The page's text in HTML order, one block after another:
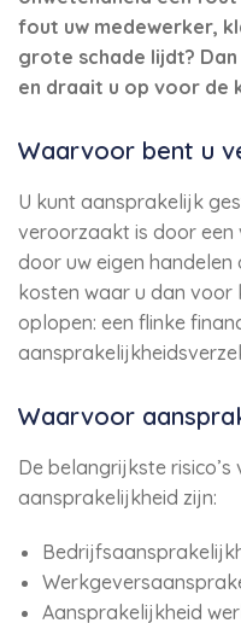
fout uw medewerker,
grote schade lijdt?
en draait u op voor de
Waarvoor bent u
U kunt aansprakelijk
veroorzaakt is door een
door uw eigen
kosten waar u dan
oplopen: een flinke
Waarvoor
De belangrijkste
aansprakelijkheid zijn:
Aansprakelijkheid